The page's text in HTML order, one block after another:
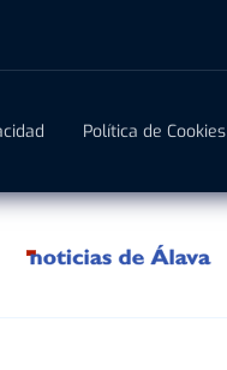
Política de Cookies